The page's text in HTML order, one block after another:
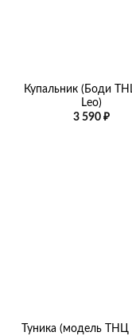
Купальник (Боди
Leo)
3 590 ₽
Туника (модель ТНЦ